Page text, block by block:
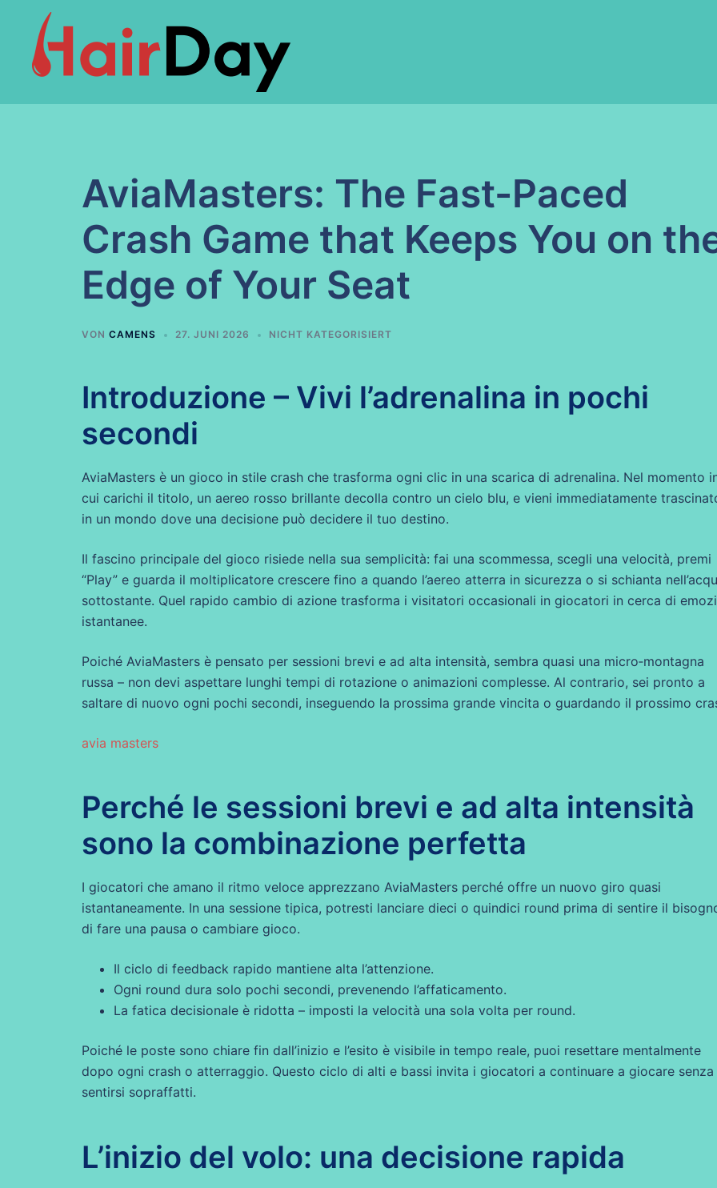
springen
AviaMasters: The Fast-Paced
Crash Game that Keeps You on
Edge of Your Seat
VON CAMENS 27. JUNI 2026 NICHT KATEGORISIERT
Introduzione – Vivi l’adrenalina in pochi
secondi
AviaMasters è un gioco in stile crash che trasforma ogni clic in una scarica di adrenalina. Nel momento
cui carichi il titolo, un aereo rosso brillante decolla contro un cielo blu, e vieni immediatamente
in un mondo dove una decisione può decidere il tuo destino.
Il fascino principale del gioco risiede nella sua semplicità: fai una scommessa, scegli una velocità, premi
“Play” e guarda il moltiplicatore crescere fino a quando l’aereo atterra in sicurezza o si schianta
sottostante. Quel rapido cambio di azione trasforma i visitatori occasionali in giocatori in cerca di
istantanee.
Poiché AviaMasters è pensato per sessioni brevi e ad alta intensità, sembra quasi una micro‑montagna
russa – non devi aspettare lunghi tempi di rotazione o animazioni complesse. Al contrario, sei pronto a
saltare di nuovo ogni pochi secondi, inseguendo la prossima grande vincita o guardando il prossimo
avia masters
Perché le sessioni brevi e ad alta intensità
sono la combinazione perfetta
I giocatori che amano il ritmo veloce apprezzano AviaMasters perché offre un nuovo giro quasi
istantaneamente. In una sessione tipica, potresti lanciare dieci o quindici round prima di sentire il
di fare una pausa o cambiare gioco.
Il ciclo di feedback rapido mantiene alta l’attenzione.
Ogni round dura solo pochi secondi, prevenendo l’affaticamento.
La fatica decisionale è ridotta – imposti la velocità una sola volta per round.
Poiché le poste sono chiare fin dall’inizio e l’esito è visibile in tempo reale, puoi resettare mentalmente
dopo ogni crash o atterraggio. Questo ciclo di alti e bassi invita i giocatori a continuare a giocare senza
sentirsi sopraffatti.
L’inizio del volo: una decisione rapida